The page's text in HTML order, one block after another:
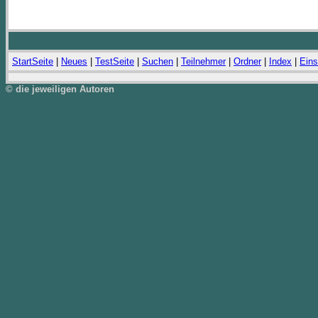
StartSeite Neues TestSeite Suchen Teilnehmer| Ordner| Index
© die jeweiligen Autoren